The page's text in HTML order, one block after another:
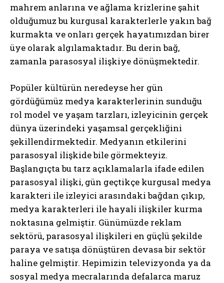
mahrem anlarına ve ağlama krizlerine şahit
olduğumuz bu kurgusal karakterlerle yakın bağ
kurmakta ve onları gerçek hayatımızdan birer
üye olarak algılamaktadır. Bu derin bağ,
zamanla parasosyal ilişkiye dönüşmektedir.
Popüler kültürün neredeyse her gün
gördüğümüz medya karakterlerinin sunduğu
rol model ve yaşam tarzları, izleyicinin gerçek
dünya üzerindeki yaşamsal gerçekliğini
şekillendirmektedir. Medyanın etkilerini
parasosyal ilişkide bile görmekteyiz.
Başlangıçta bu tarz açıklamalarla ifade edilen
parasosyal ilişki, gün geçtikçe kurgusal medya
karakteri ile izleyici arasındaki bağdan çıkıp,
medya karakterleri ile hayali ilişkiler kurma
noktasına gelmiştir. Günümüzde reklam
sektörü, parasosyal ilişkileri en güçlü şekilde
paraya ve satışa dönüştüren devasa bir sektör
haline gelmiştir. Hepimizin televizyonda ya da
sosyal medya mecralarında defalarca maruz